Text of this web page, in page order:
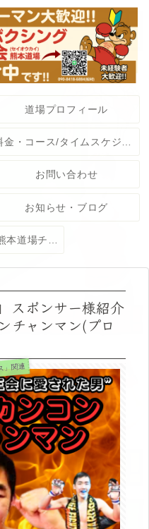
道場プロフィール
お問い合わせ
お知らせ・ブログ
YouTube(誠王会熊本道場チャンネル)
スポンサー様紹介
チャンマン(プロ
関連